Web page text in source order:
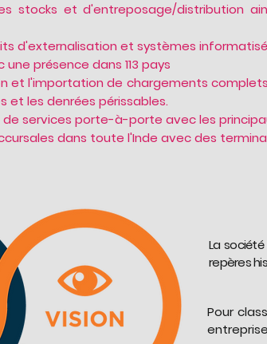
stocks et d'entreposage/distribution
d'externalisation et systèmes
présence dans 113 pays
et l'importation de chargements
et les denrées périssables.
de services porte-à-porte avec les
dans toute l'Inde avec des
La
repères
Pour